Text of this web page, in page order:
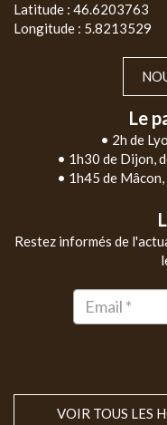
Latitude : 46.6203763
Longitude : 5.8213529
Le
• 2h de
• 1h30 de Dijon,
• 1h45 de
Restez informés de
VOIR TOUS LES